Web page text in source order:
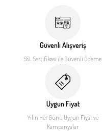
Güvenli Alışveriş
SSL Sertifikası ile Güvenli Ödeme
Uygun Fiyat
Yılın Her Günü Uygun Fiyatve
Kampanyalar